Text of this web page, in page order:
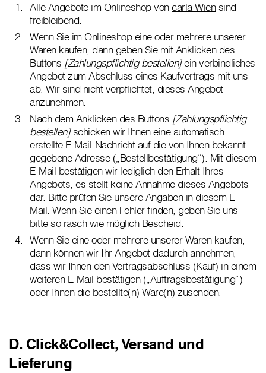
Alle Angebote im Onlineshop voncarla Wiensind
freibleibend.
Wenn Sie im Onlineshop eine oder mehrere unserer
Waren kaufen, dann geben Sie mit Anklicken des
Buttons [Zahlungspflichtig bestellen]ein verbindliches
Angebot zum Abschluss eines Kaufvertrags mit uns
ab. Wir sind nicht verpflichtet, dieses Angebot
anzunehmen.
Nach dem Anklicken des Buttons [Zahlungspflichtig
bestellen]schicken wir Ihnen eine automatisch
erstellte E-Mail-Nachricht auf die von Ihnen bekannt
gegebene Adresse („Bestellbestätigung“). Mit diesem
E-Mail bestätigen wir lediglich den Erhalt Ihres
Angebots, es stellt keine Annahme dieses Angebots
dar. Bitte prüfen Sie unsere Angaben in diesem E-
Mail. Wenn Sie einen Fehler finden, geben Sie uns
bitte so rasch wie möglich Bescheid.
Wenn Sie eine oder mehrere unserer Waren kaufen,
dann können wir Ihr Angebot dadurch annehmen,
dass wir Ihnen den Vertragsabschluss (Kauf) in einem
weiteren E-Mail bestätigen („Auftragsbestätigung“)
oder Ihnen die bestellte(n) Ware(n) zusenden.
D. Click&Collect, Versand und
Lieferung